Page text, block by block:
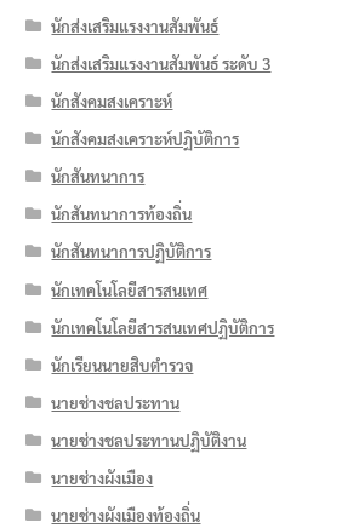
นักส่งเสริมแรงงานสัมพันธ์
นักส่งเสริมแรงงานสัมพันธ์ ระดับ 3
นักสังคมสงเคราะห์
นักสังคมสงเคราะห์ปฏิบัติการ
นักสันทนาการ
นักสันทนาการท้องถิ่น
นักสันทนาการปฏิบัติการ
นักเทคโนโลยีสารสนเทศ
นักเทคโนโลยีสารสนเทศปฏิบัติการ
นักเรียนนายสิบตำรวจ
นายช่างชลประทาน
นายช่างชลประทานปฏิบัติงาน
นายช่างผังเมือง
นายช่างผังเมืองท้องถิ่น